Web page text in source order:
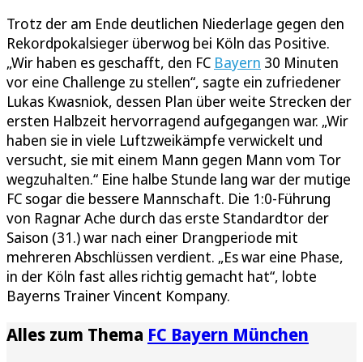
Trotz der am Ende deutlichen Niederlage gegen den
Rekordpokalsieger überwog bei Köln das Positive.
„Wir haben es geschafft, den FC Bayern 30 Minuten
vor eine Challenge zu stellen“, sagte ein zufriedener
Lukas Kwasniok, dessen Plan über weite Strecken der
ersten Halbzeit hervorragend aufgegangen war. „Wir
haben sie in viele Luftzweikämpfe verwickelt und
versucht, sie mit einem Mann gegen Mann vom Tor
wegzuhalten.“ Eine halbe Stunde lang war der mutige
FC sogar die bessere Mannschaft. Die 1:0-Führung
von Ragnar Ache durch das erste Standardtor der
Saison (31.) war nach einer Drangperiode mit
mehreren Abschlüssen verdient. „Es war eine Phase,
in der Köln fast alles richtig gemacht hat“, lobte
Bayerns Trainer Vincent Kompany.
Alles zum Thema FC Bayern München